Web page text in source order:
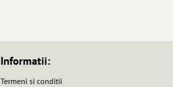
Informatii:
Termeni si conditii